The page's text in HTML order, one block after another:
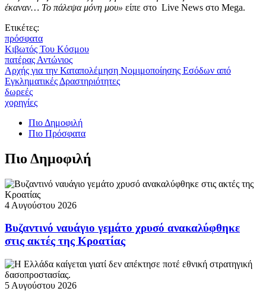
έκαναν… Το πάλεψα μόνη μου» είπε στο Live News στο Mega.
Ετικέτες:
πρόσφατα
Κιβωτός Του Κόσμου
πατέρας Αντώνιος
Αρχής για την Καταπολέμηση Νομιμοποίησης Εσόδων από
Εγκληματικές Δραστηριότητες
δωρεές
χορηγίες
Πιο Δημοφιλή
Πιο Πρόσφατα
Πιο Δημοφιλή
4 Αυγούστου 2026
Βυζαντινό ναυάγιο γεμάτο χρυσό ανακαλύφθηκε
στις ακτές της Κροατίας
5 Αυγούστου 2026